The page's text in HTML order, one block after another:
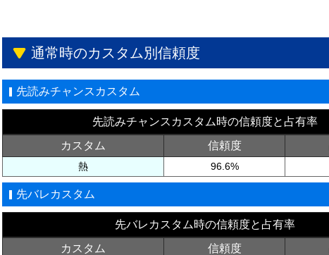
通常時のカスタム別信頼度
先読みチャンスカスタム
先読みチャンスカスタム時の信頼度と占有率
カスタム
信頼度
熱 96.6%
先バレカスタム
先バレカスタム時の信頼度と占有率
カスタム
信頼度